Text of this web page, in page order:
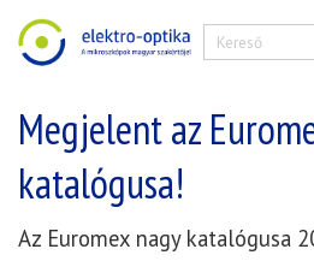
Megjelent az
katalógusa!
Az Euromex nagy katalógusa